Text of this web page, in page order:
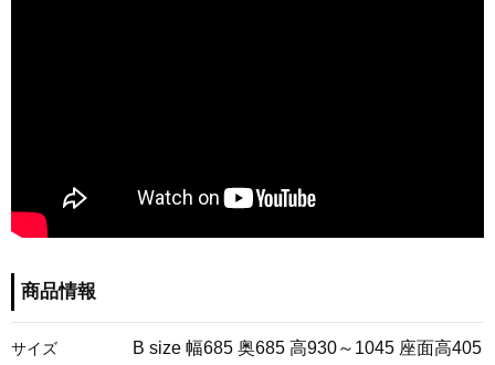
商品情報
サイズ
B size 幅685 奥685 高930～1045 座面高405